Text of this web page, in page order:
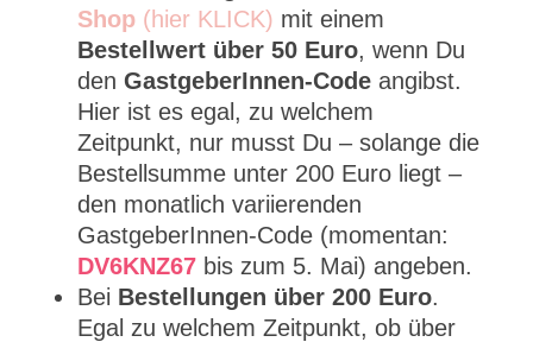
Shop (hier KLICK) mit einem
Bestellwert über 50 Euro, wenn Du
den GastgeberInnen-Codeangibst.
Hier ist es egal, zu welchem
Zeitpunkt, nur musst Du – solange die
Bestellsumme unter 200 Euro liegt –
den monatlich variierenden
GastgeberInnen-Code (momentan:
DV6KNZ67bis zum 5. Mai) angeben.
Bei Bestellungen über 200 Euro.
Egal zu welchem Zeitpunkt, ob über